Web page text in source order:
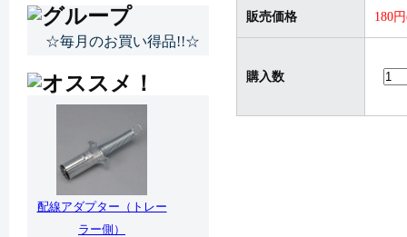
販売価格 180
購入数
☆毎月のお買い得品!!☆
配線アダプター（トレー
ラー側）